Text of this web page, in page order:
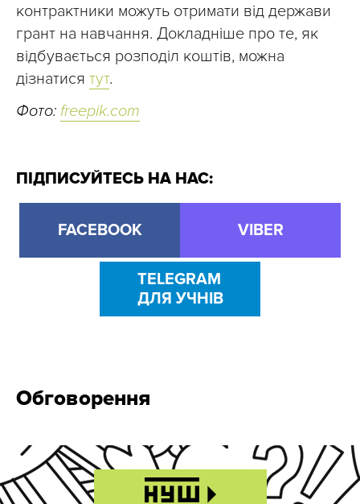
контрактники можуть отримати від держави
грант на навчання. Докладніше про те, як
відбувається розподіл коштів, можна
дізнатися тут.
Фото: freepik.com
ПІДПИСУЙТЕСЬ НА НАС:
FACEBOOK VIBER
TELEGRAM
ДЛЯ УЧНІВ
Обговорення